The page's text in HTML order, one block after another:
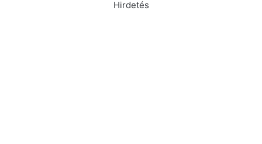
Hirdetés